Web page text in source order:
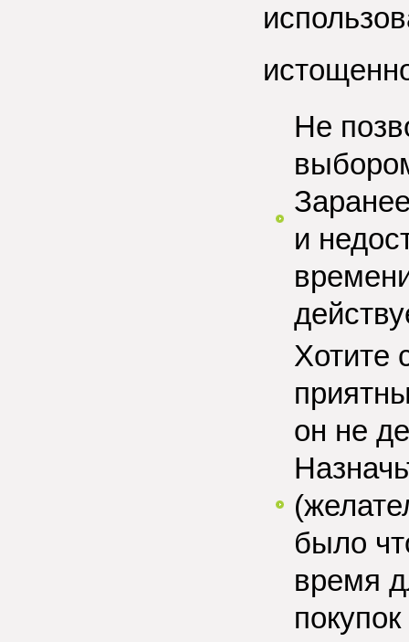
Не
и
Хотите
он не
было
время